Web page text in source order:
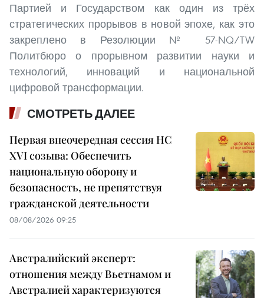
Партией и Государством как один из трёх
стратегических прорывов в новой эпохе, как это
закреплено в Резолюции № 57-NQ/TW
Политбюро о прорывном развитии науки и
технологий, инноваций и национальной
цифровой трансформации.
СМОТРЕТЬ ДАЛЕЕ
Первая внеочередная сессия НС
XVI созыва: Обеспечить
национальную оборону и
безопасность, не препятствуя
гражданской деятельности
08/08/2026 09:25
Австралийский эксперт:
отношения между Вьетнамом и
Австралией характеризуются